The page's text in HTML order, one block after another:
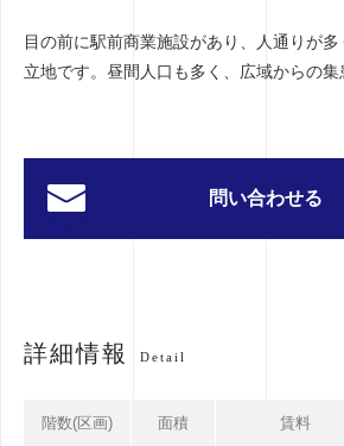
目の前に駅前商業施設があり、人通りが
立地です。昼間人口も多く、広域からの集
問い合わせる
詳細情報 Detail
階数(区画) 面積 賃料